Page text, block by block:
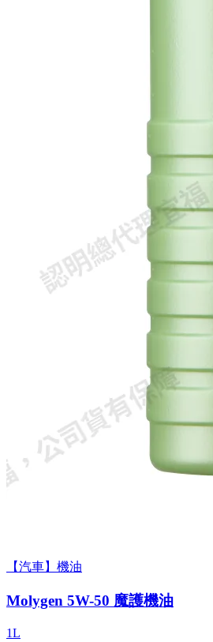
【汽車】機油
Molygen 5W-50 魔護機油
1L